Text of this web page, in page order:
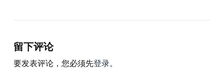
留下评论
要发表评论，您必须先登录。